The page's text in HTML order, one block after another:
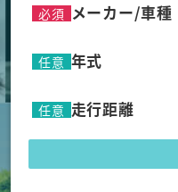
必須 メーカー/車種
任意 年式
任意 走行距離